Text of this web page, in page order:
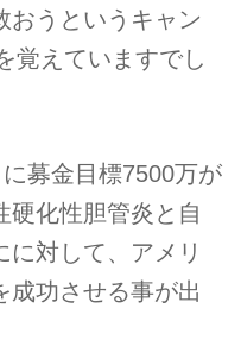
おうというキャン
覚えていますでし
募金目標7500万が
硬化性胆管炎と自
に対して、アメリ
成功させる事が出